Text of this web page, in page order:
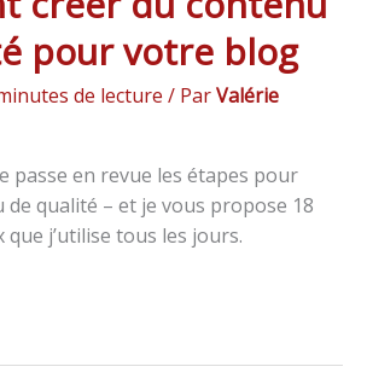
pour votre blog
de lecture / ParValérie
passe en revue les étapes pour
de qualité – et je vous propose 18
j’utilise tous les jours.